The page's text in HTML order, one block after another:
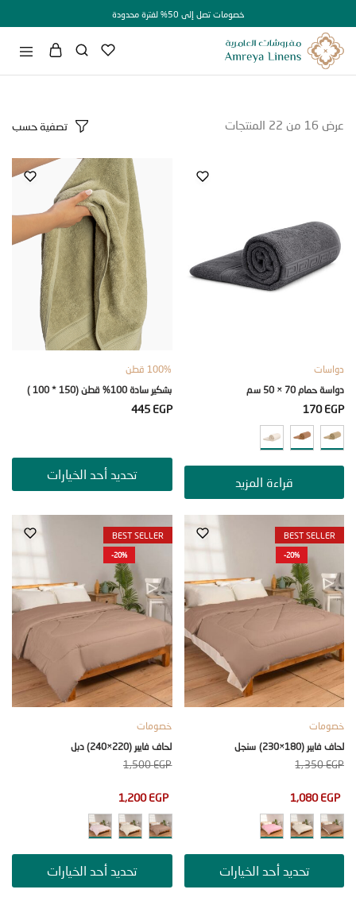
خصومات تصل إلى 50% لفترة محدودة
من22 المنتجات تصفية حسب
70 × 50 سم
170
قراءة المزيد
بشكير سادة 100% قطن (150 * 100 )
445
تحديد أحد الخيارات
BEST
سنجل
1,080
تحديد أحد الخيارات
BEST SELLER
خصومات
لحاف فايبر (220×240) دبل
1,500
1,200
تحديد أحد الخيارات